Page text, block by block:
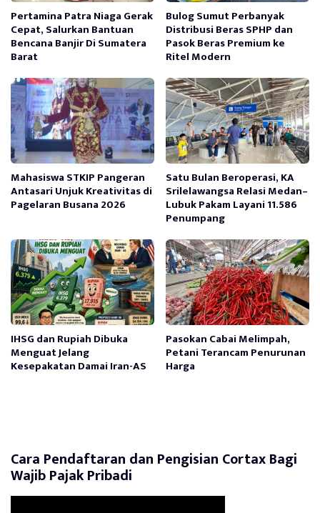
Pertamina Patra Niaga Gerak
Cepat, Salurkan Bantuan
Bencana Banjir Di Sumatera
Barat
Bulog Sumut Perbanyak
Distribusi Beras SPHP dan
Pasok Beras Premium ke
Ritel Modern
Mahasiswa STKIP Pangeran
Antasari Unjuk Kreativitas di
Pagelaran Busana 2026
Satu Bulan Beroperasi, KA
Srilelawangsa Relasi Medan–
Lubuk Pakam Layani 11.586
Penumpang
IHSG dan Rupiah Dibuka
Menguat Jelang
Kesepakatan Damai Iran-AS
Pasokan Cabai Melimpah,
Petani Terancam Penurunan
Harga
Cara Pendaftaran dan Pengisian Cortax Bagi
Wajib Pajak Pribadi